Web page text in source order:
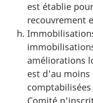
est établie
recouvrement
améliorations
est d'au moins
Comité